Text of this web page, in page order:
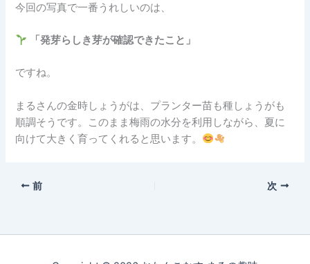
今回の写真で一番うれしいのは、
「発芽らしき芽が確認できたこと」
ですね。
まるさんの金時しょうがは、プランター苗も種しょうがも
順調そうです。このまま梅雨の水分を利用しながら、夏に
向けて大きく育ってくれると思います。
前 次